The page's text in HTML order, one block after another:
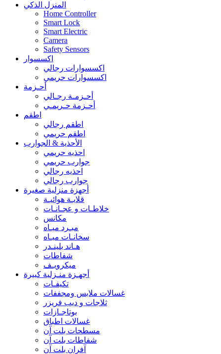
المنزل الذكي
Home Controller
Smart Lock
Smart Electric
Camera
Safety Sensors
اكسسوار
اكسسوارات رجالي
اكسسوارات حريمي
أحـزمة
أحـزمـة رجـالي
أحـزمة حـريمـي
اطقم
اطقم رجالي
اطقم حريمي
الأحذية & الجوارب
احذيه حريمي
جوارب حريمي
احذيه رجالي
جوارب رجالي
أجهزة منزلية صغيرة
قلايـة هوائيـة
خلاطـات و عجـانـات
مكانس
مبـرد ميـاه
سخانـات ميـاه
هـاند بلينـدر
شفاطات
ميكرويـف
أجهـزة منـزلية كبيرة
تكيفـات
غسالات ملابس ومجففات
ثلاجات و ديب فريزر
بوتاجـازات
غسالات اطباق
مسطحات بلت آن
شفاطات بلت آن
آفران بلت آن